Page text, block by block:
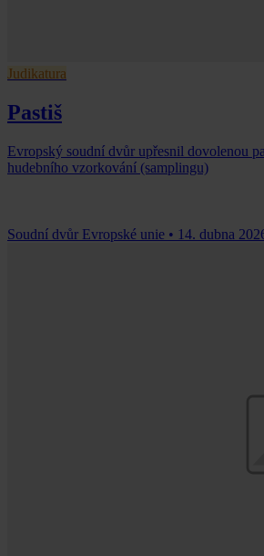
Judikatura
Pastiš
Evropský soudní dvůr upřesnil dovolenou
hudebního vzorkování (samplingu)
Soudní dvůr Evropské unie • 14. dubna